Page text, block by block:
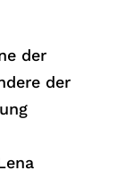
der
der